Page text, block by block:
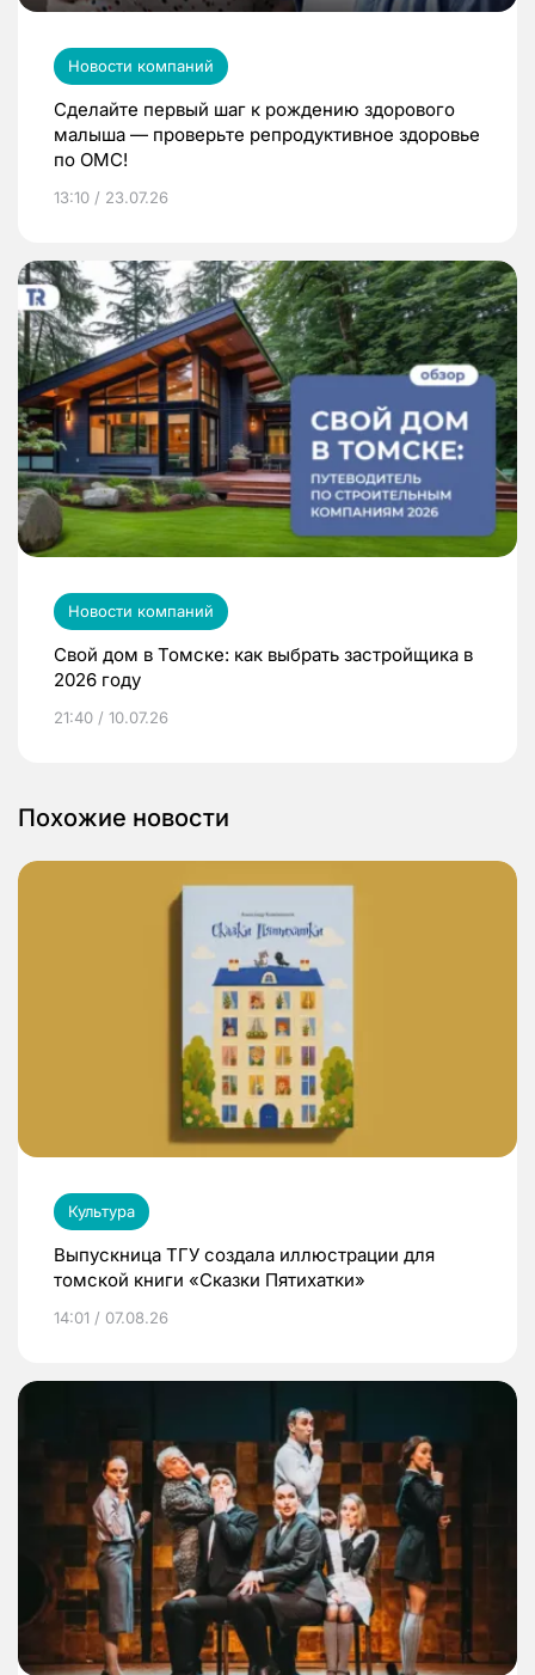
Новости компаний
Сделайте первый шаг к рождению здорового
малыша — проверьте репродуктивное здоровье
по ОМС!
13:10 / 23.07.26
Новости компаний
Свой дом в Томске: как выбрать застройщика в
2026 году
21:40 / 10.07.26
Похожие новости
Культура
Выпускница ТГУ создала иллюстрации для
томской книги «Сказки Пятихатки»
14:01 / 07.08.26